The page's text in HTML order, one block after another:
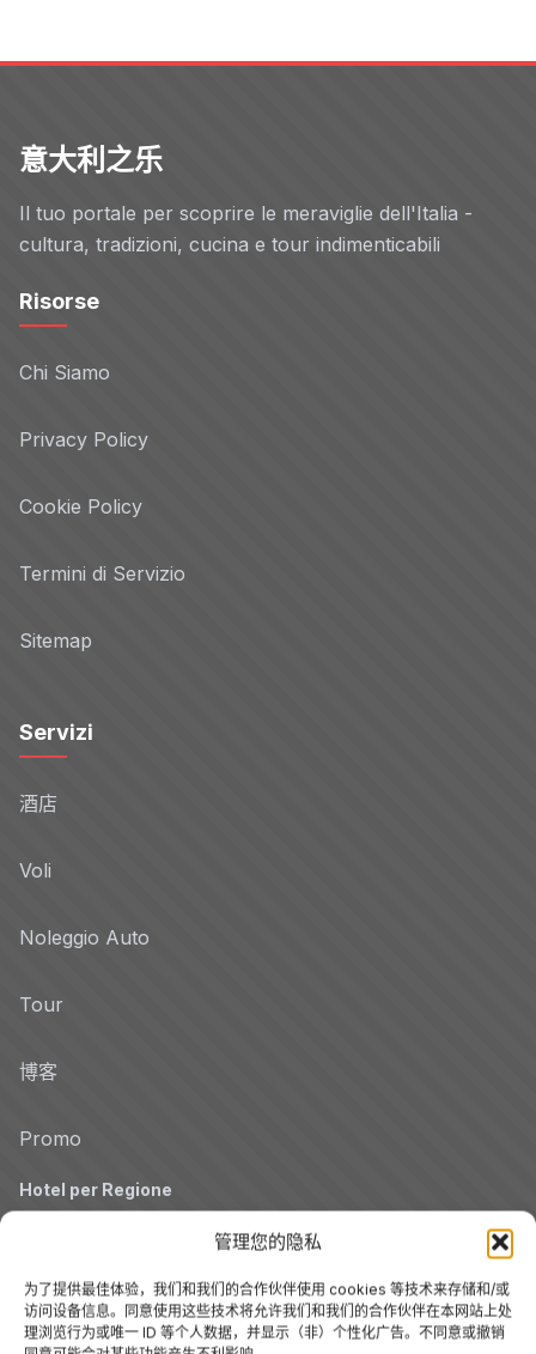
管理您的隐私
为了提供最佳体验，我们和我们的合作伙伴使用 cookies 等技术来存储和/或
访问设备信息。同意使用这些技术将允许我们和我们的合作伙伴在本网站上处
理浏览行为或唯一 ID 等个人数据，并显示（非）个性化广告。不同意或撤销
意大利之乐
Il tuo portale per scoprire le meraviglie dell'Italia -
cultura, tradizioni, cucina e tour indimenticabili
Risorse
Chi Siamo
Privacy Policy
Cookie Policy
Termini di Servizio
Sitemap
Servizi
酒店
Voli
Noleggio Auto
Tour
博客
Promo
Hotel per Regione
托斯卡纳